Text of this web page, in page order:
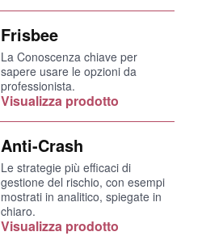
Frisbee
La Conoscenza chiave per
sapere usare le opzioni da
professionista.
Visualizza prodotto
Anti-Crash
Le strategie più efficaci di
gestione del rischio, con esempi
mostrati in analitico, spiegate in
chiaro.
Visualizza prodotto